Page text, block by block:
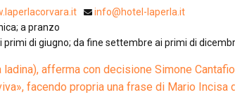
info@hotel-laperla.it
a pranzo
primi di giugno; da fine settembre ai primi di
ladina), afferma con decisione Simone
facendo propria una frase di Mario Incisa